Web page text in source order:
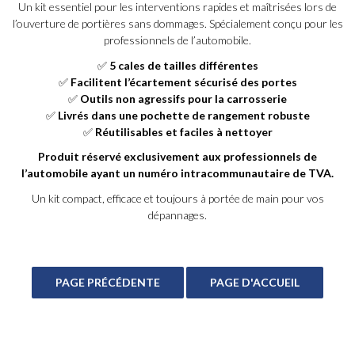
Un kit essentiel pour les interventions rapides et maîtrisées lors de
l’ouverture de portières sans dommages. Spécialement conçu pour les
professionnels de l’automobile.
✅ 5 cales de tailles différentes
✅ Facilitent l’écartement sécurisé des portes
✅ Outils non agressifs pour la carrosserie
✅ Livrés dans une pochette de rangement robuste
✅ Réutilisables et faciles à nettoyer
Produit réservé exclusivement aux professionnels de
l’automobile ayant un numéro intracommunautaire de TVA.
Un kit compact, efficace et toujours à portée de main pour vos
dépannages.